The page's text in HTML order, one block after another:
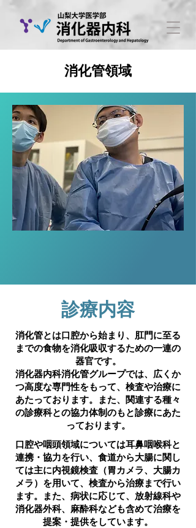
消化管領域
​診療内容
消化管とは口腔から始まり、肛門に至る
までの食物を消化吸収するための一連の
器官です。
消化器内科消化管グループでは、広くか
つ高度な専門性をもって、検査や治療に
あたっております。また、関連する種々
の診療科との協力体制のもと診療にあた
っております。
口腔や咽頭領域については耳鼻咽喉科と
連携・協力を行い、食道から大腸に関し
ては主に内視鏡検査（胃カメラ、大腸カ
メラ）を用いて、検査から治療まで行い
ます。また、病状に応じて、放射線科や
消化器外科、麻酔科なども含めて治療を
提案・提供をしています。